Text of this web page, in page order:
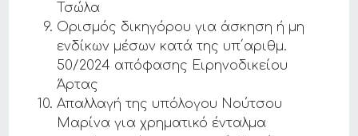
Τσώλα
Ορισμός δικηγόρου για άσκηση ή μη
ενδίκων μέσων κατά της υπ΄αριθμ.
50/2024 απόφασης Ειρηνοδικείου
Άρτας
Απαλλαγή της υπόλογου Νούτσου
Μαρίνα για χρηματικό ένταλμα